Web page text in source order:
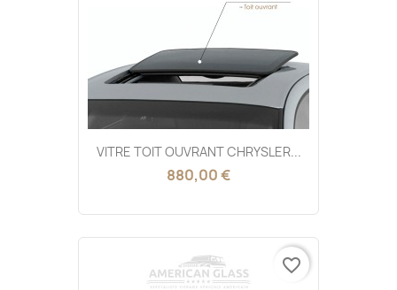
VITRE TOIT OUVRANT CHRYSLER...
880,00 €
favorite_border